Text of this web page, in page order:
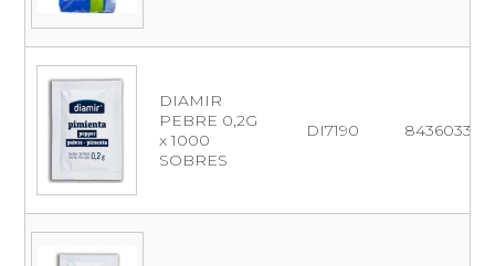
DIAMIR
PEBRE 0,2G
x 1000
SOBRES
DI7190